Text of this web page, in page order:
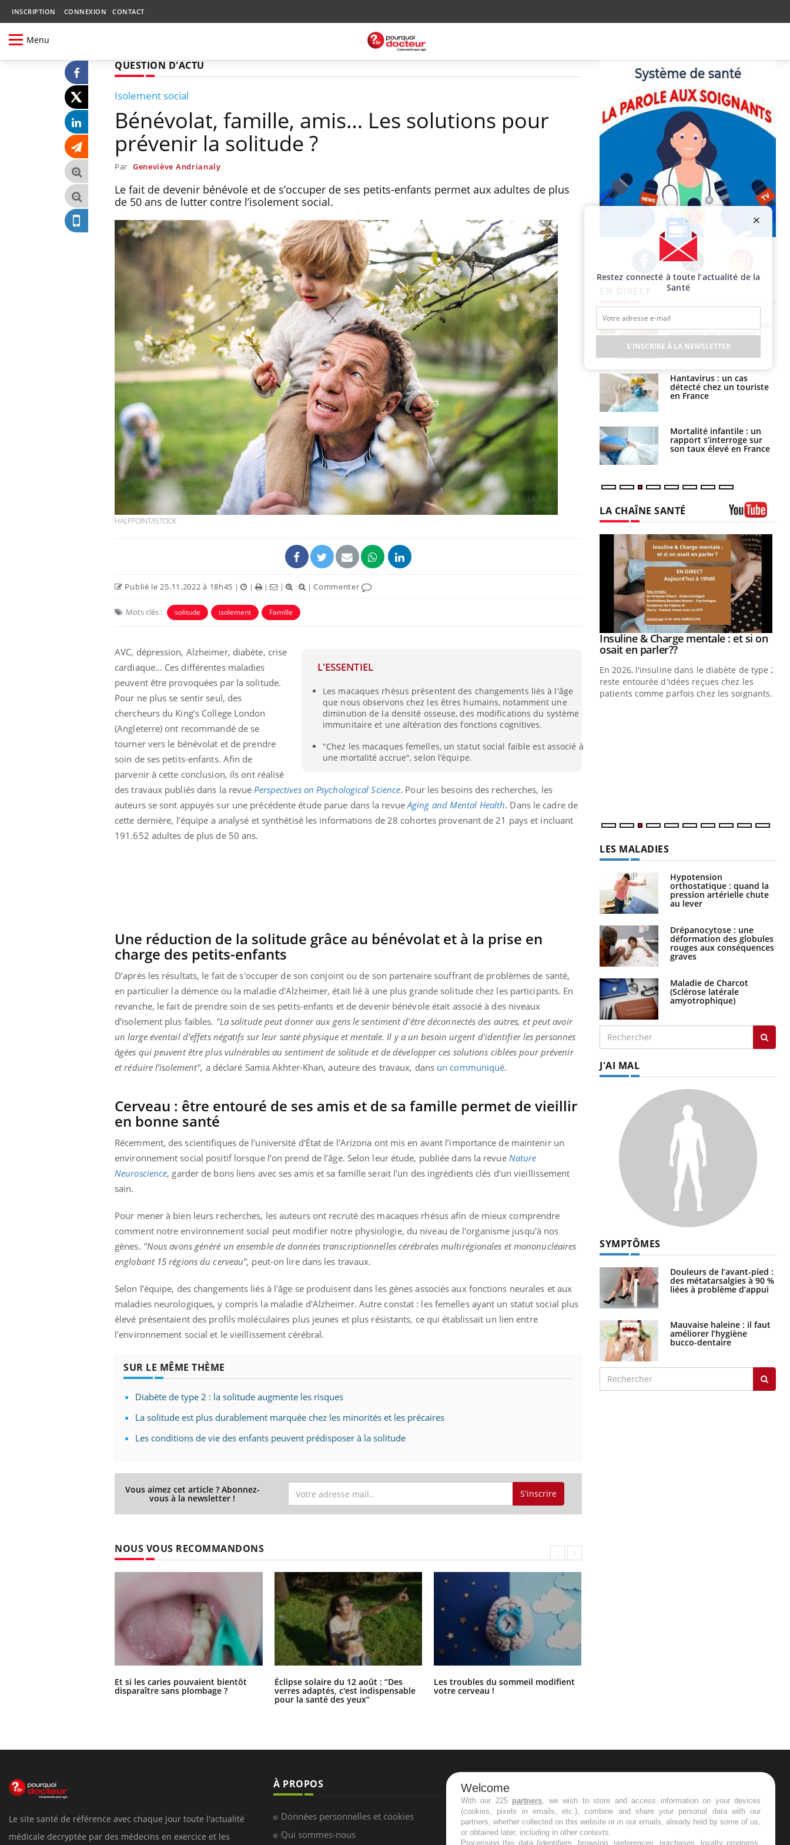
INSCRIPTION CONNEXION CONTACT
Menu
QUESTION D'ACTU
Isolement social
Bénévolat, famille, amis… Les solutions pour
prévenir la solitude ?
Par Geneviève Andrianaly
Le fait de devenir bénévole et de s’occuper de ses petits-enfants permet aux adultes de plus
de 50 ans de lutter contre l’isolement social.
HALFPOINT/ISTOCK
Publié le 25.11.2022 à 18h45 | | | | |Commenter
Mots clés : solitude isolement Famille
L'ESSENTIEL
Les macaques rhésus présentent des changements liés à l'âge
que nous observons chez les êtres humains, notamment une
diminution de la densité osseuse, des modifications du système
immunitaire et une altération des fonctions cognitives.
"Chez les macaques femelles, un statut social faible est associé à
une mortalité accrue", selon l’équipe.
AVC, dépression, Alzheimer, diabète, crise
cardiaque… Ces différentes maladies
peuvent être provoquées par la solitude.
Pour ne plus se sentir seul, des
chercheurs du King’s College London
(Angleterre) ont recommandé de se
tourner vers le bénévolat et de prendre
soin de ses petits-enfants. Afin de
parvenir à cette conclusion, ils ont réalisé
des travaux publiés dans la revuePerspectives on Psychological Science. Pour les besoins des recherches, les
auteurs se sont appuyés sur une précédente étude parue dans la revueAging and Mental Health. Dans le cadre de
cette dernière, l’équipe a analysé et synthétisé les informations de 28 cohortes provenant de 21 pays et incluant
191.652 adultes de plus de 50 ans.
Une réduction de la solitude grâce au bénévolat et à la prise en
charge des petits-enfants
D’après les résultats, le fait de s'occuper de son conjoint ou de son partenaire souffrant de problèmes de santé,
en particulier la démence ou la maladie d'Alzheimer, était lié à une plus grande solitude chez les participants. En
revanche, le fait de prendre soin de ses petits-enfants et de devenir bénévole était associé à des niveaux
d’isolement plus faibles. "La solitude peut donner aux gens le sentiment d'être déconnectés des autres, et peut avoir
un large éventail d'effets négatifs sur leur santé physique et mentale. Il y a un besoin urgent d'identifier les personnes
âgées qui peuvent être plus vulnérables au sentiment de solitude et de développer ces solutions ciblées pour prévenir
et réduire l’isolement", a déclaré Samia Akhter-Khan, auteure des travaux, dans un communiqué.
Cerveau : être entouré de ses amis et de sa famille permet de vieillir
en bonne santé
Récemment, des scientifiques de l'université d'État de l'Arizona ont mis en avant l’importance de maintenir un
environnement social positif lorsque l’on prend de l’âge. Selon leur étude, publiée dans la revue Nature
Neuroscience, garder de bons liens avec ses amis et sa famille serait l'un des ingrédients clés d'un vieillissement
sain.
Pour mener à bien leurs recherches, les auteurs ont recruté des macaques rhésus afin de mieux comprendre
comment notre environnement social peut modifier notre physiologie, du niveau de l'organisme jusqu'à nos
gènes. "Nous avons généré un ensemble de données transcriptionnelles cérébrales multirégionales et mononucléaires
englobant 15 régions du cerveau", peut-on lire dans les travaux.
Selon l’équipe, des changements liés à l'âge se produisent dans les gènes associés aux fonctions neurales et aux
maladies neurologiques, y compris la maladie d'Alzheimer. Autre constat : les femelles ayant un statut social plus
élevé présentaient des profils moléculaires plus jeunes et plus résistants, ce qui établissait un lien entre
l'environnement social et le vieillissement cérébral.
SUR LE MÊME THÈME
Diabète de type 2 : la solitude augmente les risques
La solitude est plus durablement marquée chez les minorités et les précaires
Les conditions de vie des enfants peuvent prédisposer à la solitude
Vous aimez cet article ? Abonnez-
vous à la newsletter ! S'inscrire
NOUS VOUS RECOMMANDONS
Et si les caries pouvaient bientôt
disparaître sans plombage ?
Éclipse solaire du 12 août : “Des
verres adaptés, c'est indispensable
pour la santé des yeux”
Les troubles du sommeil modifient
votre cerveau !
Facebook Twitter Instagram
Et si les caries pouvaient
bientôt disparaître sans
plombage ?
Éclipse solaire du 12 août
: “Des verres adaptés,
c'est indispensable pour
la santé des yeux”
Les troubles du sommeil
modifient votre cerveau !
Mon enfant est-il trop
sensible ou simplement
très empathique ?
Bébés, jeunes enfants :
quelle trousse à
pharmacie pour les
vacances ?
Syndrome métabolique :
quels sont les meilleurs
exercices physiques ?
pendant les vacances ?
Hantavirus : un cas
détecté chez un touriste
en France
Mortalité infantile : un
rapport s’interroge sur
son taux élevé en France
LA CHAÎNE SANTÉ
expliquer ma maladie
Il y a des sujets qui sont faciles à aborder...
d'autres non ! D'un côté, poser des
questions sur la maladie d'un proche c'est
carence en fer sont multiples ce qui la rend
...
Youtube
Insuline & Charge mentale : et si on
osait en parler??Youtube
En 2026, l'insuline dans le diabète de type 2
reste entourée d'idées reçues chez les
patients comme parfois chez les soignants.
LES MALADIES
Hypotension
orthostatique : quand la
pression artérielle chute
au lever
Drépanocytose : une
déformation des globules
rouges aux conséquences
graves
Maladie de Charcot
(Sclérose latérale
amyotrophique)
J'AI MAL
SYMPTÔMES
Douleurs de l’avant-pied :
des métatarsalgies à 90 %
liées à problème d’appui
Mauvaise haleine : il faut
améliorer l’hygiène
bucco-dentaire
Restez connecté à toute l’actualité de la
Santé
S'INSCRIRE À LA NEWSLETTER
Le site santé de référence avec chaque jour toute l'actualité
médicale decryptée par des médecins en exercice et les
À PROPOS
Données personnelles et cookies
Qui sommes-nous
NEWSLETTER
Recevez toutes les semaines les meilleures
infos santé
Welcome
With our 225 partners, we wish to store and access information on your devices
(cookies, pixels in emails, etc.), combine and share your personal data with our
partners, whether collected on this website or in our emails, already held by some of us,
or obtained later, including in other contexts.
Processing this data (identifiers, browsing, preferences, purchases, loyalty programs,